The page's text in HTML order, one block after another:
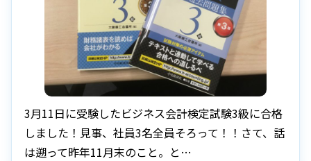
3月11日に受験したビジネス会計検定試験3級に合格
しました！見事、社員3名全員そろって！！さて、話
は遡って昨年11月末のこと。と…